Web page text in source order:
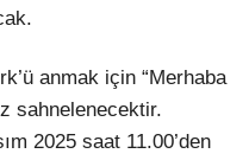
anmak için “Merhaba
sahnelenecektir.
2025 saat 11.00’den